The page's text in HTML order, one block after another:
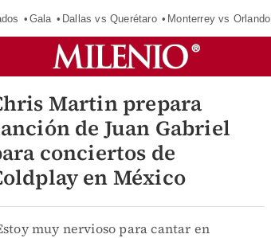
Gala Dallas vs Querétaro Monterrey vs Orlando
Martin prepara
de Juan Gabriel
conciertos de
en México
muy nervioso para cantar en